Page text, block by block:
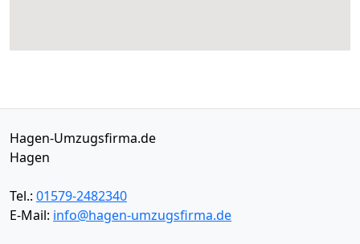
Hagen-Umzugsfirma.de
Hagen
Tel.: 01579-2482340
E-Mail: info@hagen-umzugsfirma.de